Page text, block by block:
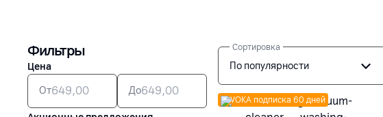
Фильтры
Цена
От До
Сортировка
По популярности
VOKA подписка 60 дней